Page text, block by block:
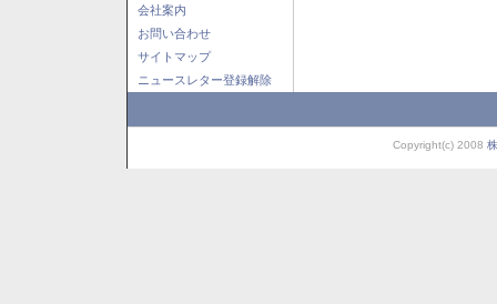
会社案内
お問い合わせ
サイトマップ
ニュースレター登録解除
Copyright(c) 2008